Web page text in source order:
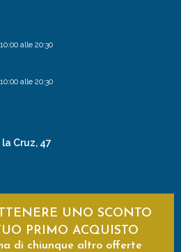
alle 20:30
alle 20:30
Cruz, 47
UNO SCONTO
PRIMO ACQUISTO
di chiunque altro offerte